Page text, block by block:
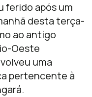
ferido após um
desta terça-
ao antigo
Oeste
uma
pertencente à